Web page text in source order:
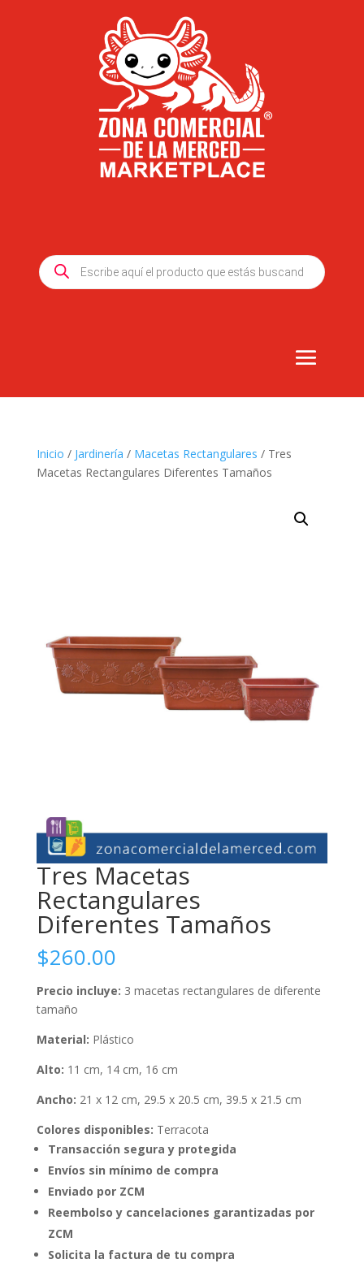
Products
search
Inicio / Jardinería / Macetas Rectangulares / Tres
Macetas Rectangulares Diferentes Tamaños
Tres Macetas
Rectangulares
Diferentes Tamaños
$260.00
Precio incluye: 3 macetas rectangulares de diferente
tamaño
Material: Plástico
Alto: 11 cm, 14 cm, 16 cm
Ancho: 21 x 12 cm, 29.5 x 20.5 cm, 39.5 x 21.5 cm
Colores disponibles: Terracota
Transacción segura y protegida
Envíos sin mínimo de compra
Enviado por ZCM
Reembolso y cancelaciones garantizadas por
ZCM
Solicita la factura de tu compra